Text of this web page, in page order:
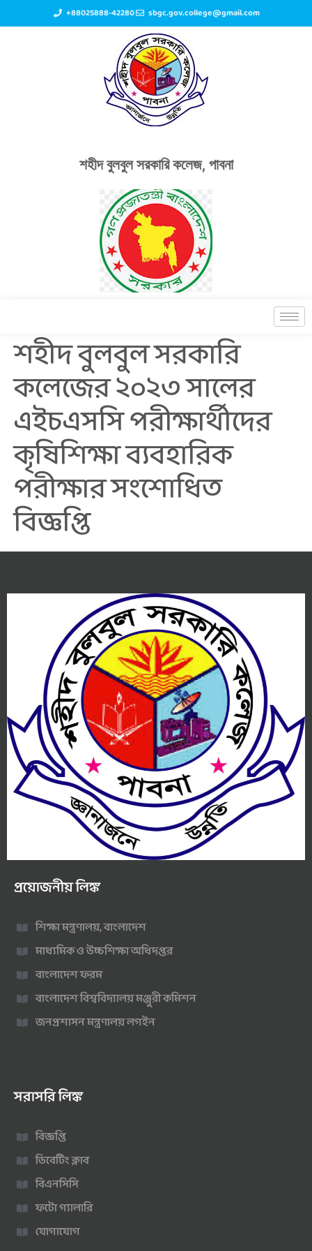
+88025888-42280 sbgc.gov.college@gmail.com
শহীদ বুলবুল সরকারি কলেজ, পাবনা
শহীদ বুলবুল সরকারি
কলেজের ২০২৩ সালের
এইচএসসি পরীক্ষার্থীদের
কৃষিশিক্ষা ব্যবহারিক
পরীক্ষার সংশোধিত
বিজ্ঞপ্তি
প্রয়োজনীয় লিঙ্ক
শিক্ষা মন্ত্রণালয়, বাংলাদেশ
মাধ্যমিক ও উচ্চশিক্ষা অধিদপ্তর
বাংলাদেশ ফরম
বাংলাদেশ বিশ্ববিদ্যালয় মঞ্জুরী কমিশন
জনপ্রশাসন মন্ত্রণালয় লগইন
সরাসরি লিঙ্ক
বিজ্ঞপ্তি
ডিবেটিং ক্লাব
বিএনসিসি
ফটো গ্যালারি
যোগাযোগ